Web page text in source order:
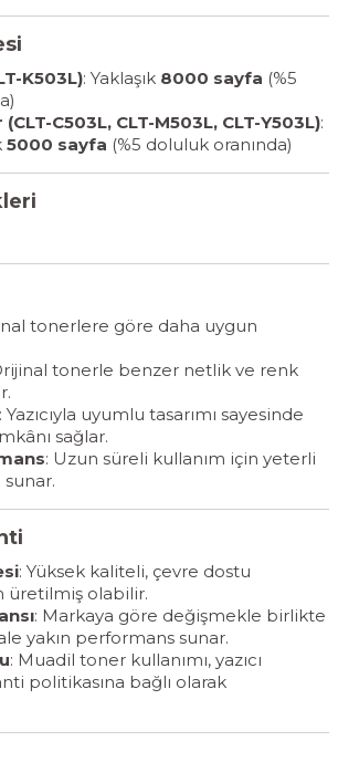
K503L): Yaklaşık 8000 sayfa (%5
C503L, CLT-M503L, CLT-Y503L):
5000 sayfa (%5 doluluk oranında)
tonerlere göre daha uygun
tonerle benzer netlik ve renk
: Yazıcıyla uyumlu tasarımı sayesinde
sağlar.
: Uzun süreli kullanım için yeterli
sunar.
: Yüksek kaliteli, çevre dostu
üretilmiş olabilir.
: Markaya göre değişmekle birlikte
yakın performans sunar.
: Muadil toner kullanımı, yazıcı
politikasına bağlı olarak